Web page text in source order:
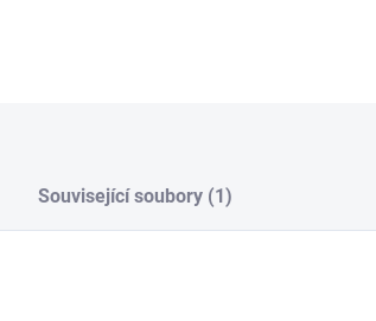
Související soubory (1)